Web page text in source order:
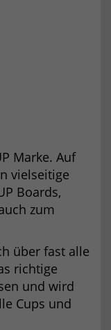
Marke. Auf
vielseitige
Boards,
zum
über fast alle
richtige
und wird
Cups und